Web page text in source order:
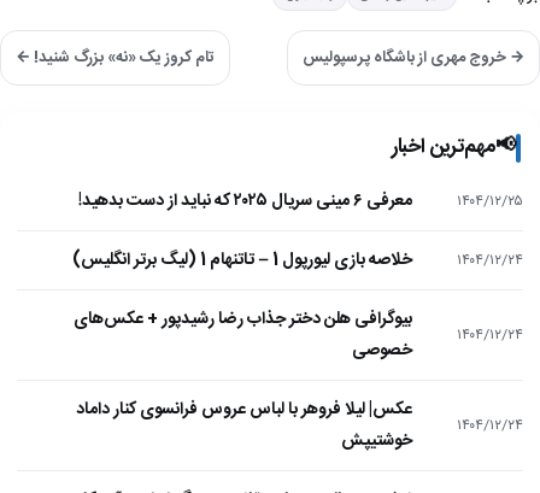
→ خروج مهری از باشگاه پرسپولیس تام کروز یک «نه» بزرگ شنید! ←
📢مهم‌ترین اخبار
۱۴۰۴/۱۲/۲۵ معرفی ۶ مینی سریال ۲۰۲۵ که نباید از دست بدهید!
۱۴۰۴/۱۲/۲۴ خلاصه بازی لیورپول 1 – تاتنهام 1 (لیگ برتر انگلیس)
۱۴۰۴/۱۲/۲۴
بیوگرافی هلن دختر جذاب رضا رشیدپور + عکس‌های
خصوصی
۱۴۰۴/۱۲/۲۴
عکس| لیلا فروهر با لباس عروس فرانسوی کنار داماد
خوشتیپش